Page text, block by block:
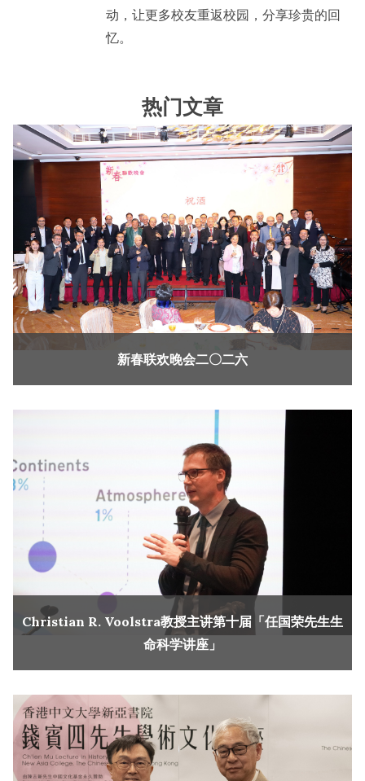
动，让更多校友重返校园，分享珍贵的回
忆。
热门文章
新春联欢晚会二〇二六
Christian R. Voolstra教授主讲第十届「任国荣先生生
命科学讲座」